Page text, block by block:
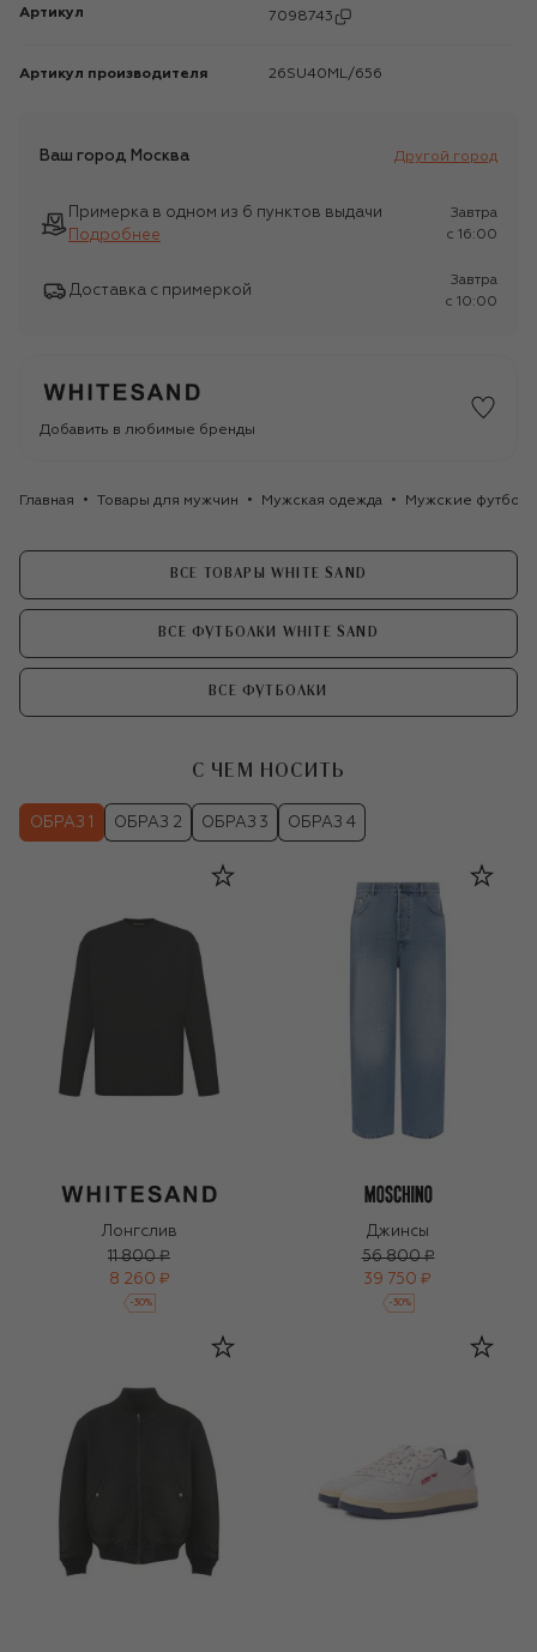
Артикул 7098743
Артикул производителя 26SU40ML/656
Ваш город Москва Другой город
Примерка в одном из 6 пунктов выдачи
Подробнее
Завтра
c 16:00
Доставка с примеркой
Завтра
c 10:00
Добавить в любимые бренды
Главная Товары для мужчин Мужская одежда Мужские
ВСЕ ТОВАРЫ WHITE SAND
ВСЕ ФУТБОЛКИ WHITE SAND
ВСЕ ФУТБОЛКИ
С ЧЕМ НОСИТЬ
ОБРАЗ 1 ОБРАЗ 2 ОБРАЗ 3 ОБРАЗ 4
Лонгслив
11 800 ₽
8 260 ₽
-30%
Джинсы
56 800 ₽
39 750 ₽
-30%